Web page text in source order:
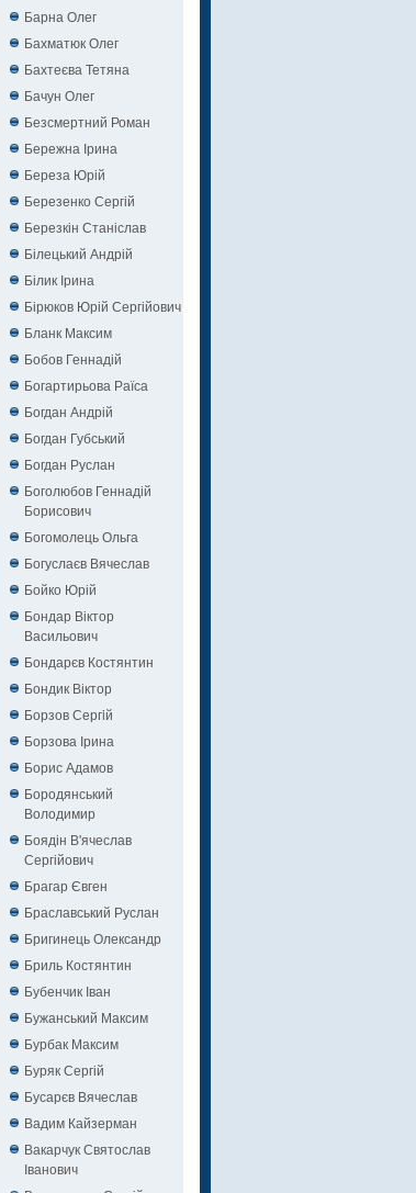
Барна Олег
Бахматюк Олег
Бахтеєва Тетяна
Бачун Олег
Безсмертний Роман
Бережна Ірина
Береза Юрій
Березенко Сергій
Березкін Станіслав
Білецький Андрій
Білик Ірина
Бірюков Юрій Сергійович
Бланк Максим
Бобов Геннадій
Богартирьова Раїса
Богдан Андрій
Богдан Губський
Богдан Руслан
Боголюбов Геннадій
Борисович
Богомолець Ольга
Богуслаєв Вячеслав
Бойко Юрій
Бондар Віктор
Васильович
Бондарєв Костянтин
Бондик Віктор
Борзов Сергiй
Борзова Ірина
Борис Адамов
Бородянський
Володимир
Боядін В'ячеслав
Сергійович
Брагар Євген
Браславський Руслан
Бригинець Олександр
Бриль Костянтин
Бубенчик Іван
Бужанський Максим
Бурбак Максим
Буряк Сергій
Бусарєв Вячеслав
Вадим Кайзерман
Вакарчук Святослав
Іванович